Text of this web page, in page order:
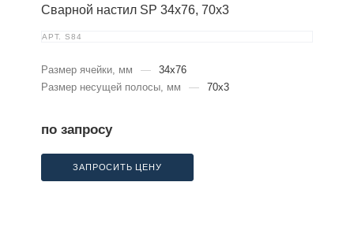
Сварной настил SP 34х76, 70х3
АРТ. S84
Размер ячейки, мм —
34x76
Размер несущей полосы, мм
— 70x3
по запросу
ЗАПРОСИТЬ ЦЕНУ